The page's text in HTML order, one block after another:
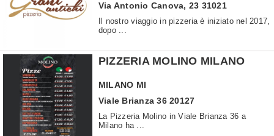
Via Antonio Canova, 23 31021
Il nostro viaggio in pizzeria è iniziato nel 2017,
dopo ...
PIZZERIA MOLINO MILANO
MILANO MI
Viale Brianza 36 20127
La Pizzeria Molino in Viale Brianza 36 a
Milano ha ...